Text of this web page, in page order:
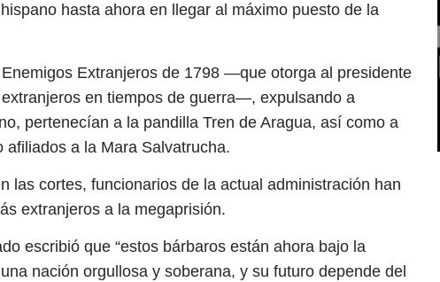
hasta ahora en llegar al máximo puesto de la
Extranjeros de 1798 —que otorga al presidente
en tiempos de guerra—, expulsando a
pertenecían a la pandilla Tren de Aragua, así como a
a la Mara Salvatrucha.
las cortes, funcionarios de la actual administración han
extranjeros a la megaprisión.
escribió que “estos bárbaros están ahora bajo la
nación orgullosa y soberana, y su futuro depende del